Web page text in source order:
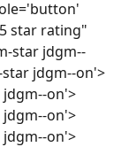
star rating"
star jdgm--
jdgm--on'>
jdgm--on'>
jdgm--on'>
jdgm--on'>